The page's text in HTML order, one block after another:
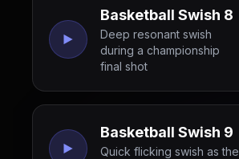
Basketball Swish 8
Deep resonant swish
during a championship
final shot
Basketball Swish 9
Quick flicking swish as the